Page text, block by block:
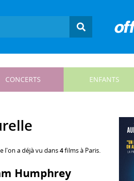
CONCERTS ENFANTS
l'on a déjà vu dans4films à Paris.
Humphrey